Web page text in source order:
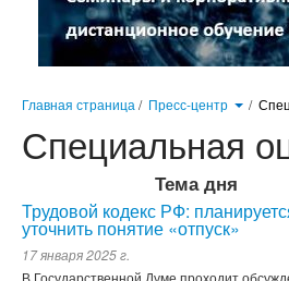
Главная страница / Пресс-центр /
Специальная
Тема дня
Трудовой кодекс РФ:
уточнить понятие «отпуск»
17 января 2025 г.